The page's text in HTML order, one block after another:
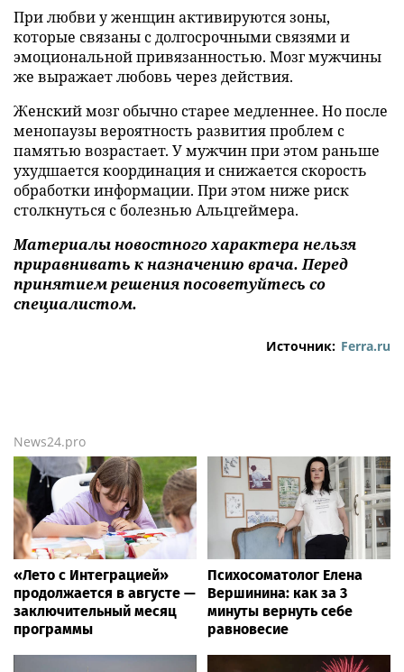
При любви у женщин активируются зоны,
которые связаны с долгосрочными связями и
эмоциональной привязанностью. Мозг мужчины
же выражает любовь через действия.
Женский мозг обычно старее медленнее. Но после
менопаузы вероятность развития проблем с
памятью возрастает. У мужчин при этом раньше
ухудшается координация и снижается скорость
обработки информации. При этом ниже риск
столкнуться с болезнью Альцгеймера.
Материалы новостного характера нельзя
приравнивать к назначению врача. Перед
принятием решения посоветуйтесь со
специалистом.
Источник: Ferra.ru
News24.pro
«Лето с Интеграцией»
продолжается в августе —
заключительный месяц
программы
Психосоматолог Елена
Вершинина: как за 3
минуты вернуть себе
равновесие